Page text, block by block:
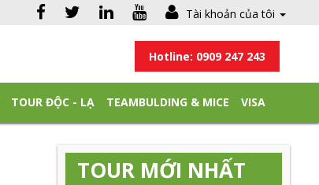
Tài khoản của tôi
Hotline: 0909 247 243
TOUR ĐỘC - LẠ TEAMBULDING & MICE VISA
TOUR MỚI NHẤT